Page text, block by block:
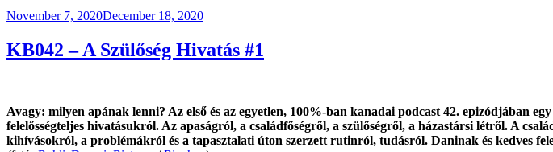
Posted
November 7, 2020December 18, 2020
KB042 – A Szülőség Hivatás #1
Avagy: milyen apának lenni? Az első és az egyetlen, 100%-ban kanadai podcast 42. epizódjában
felelősségteljes hivatásukról. Az apaságról, a családfőségről, a szülőségről, a házastársi létről. A
kihívásokról, a problémákról és a tapasztalati úton szerzett rutinról, tudásról. Daninak és kedves